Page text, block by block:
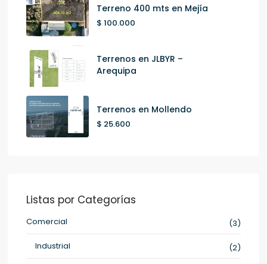
Terreno 400 mts en Mejía
$ 100.000
Terrenos en JLBYR –
Arequipa
Terrenos en Mollendo
$ 25.600
Listas por Categorías
Comercial
(3)
Industrial
(2)